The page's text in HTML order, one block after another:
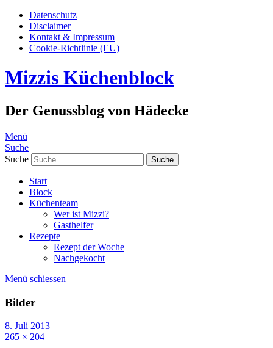
Datenschutz
Disclaimer
Kontakt & Impressum
Cookie-Richtlinie (EU)
Mizzis Küchenblock
Der Genussblog von Hädecke
Menü
Suche
Suche
Start
Block
Küchenteam
Wer ist Mizzi?
Gasthelfer
Rezepte
Rezept der Woche
Nachgekocht
Menü schiessen
Bilder
8. Juli 2013
265 × 204